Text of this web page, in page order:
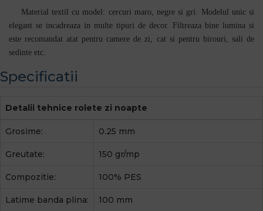
Material textil cu model: cercuri maro, negre si gri. Modelul unic si
elegant se incadreaza in multe tipuri de decor. Filtreaza bine lumina si
este recomandat atat pentru camere de zi, cat si pentru birouri, sali de
sedinte etc.
Specificatii
Detalii tehnice rolete zi noapte
Grosime: 0.25 mm
Greutate: 150 gr/mp
Compozitie: 100% PES
Latime banda plina: 100 mm